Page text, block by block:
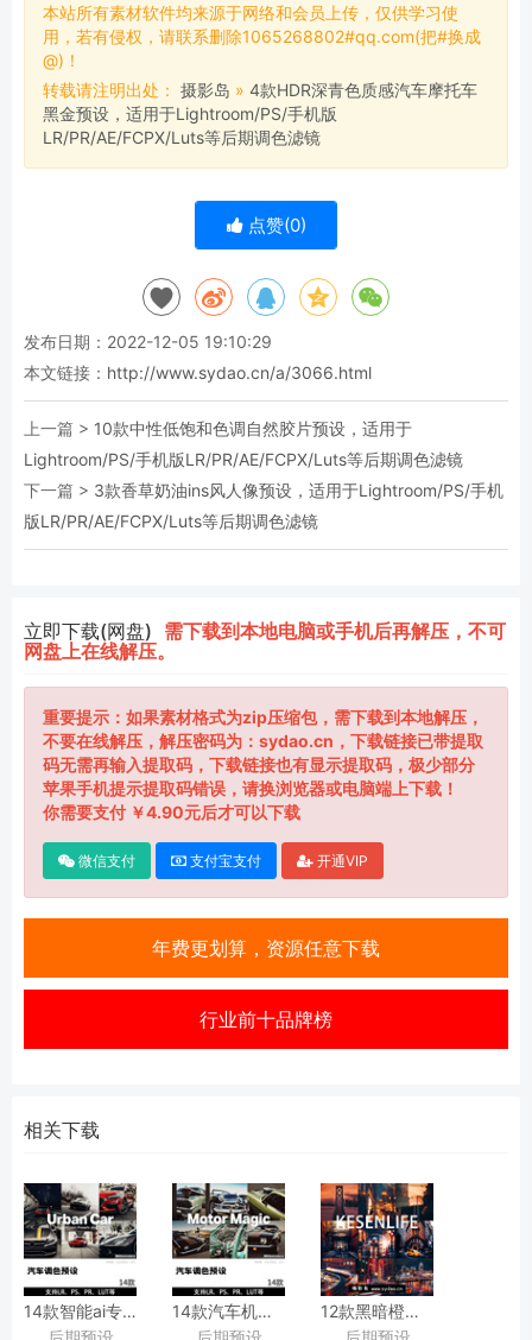
本站所有素材软件均来源于网络和会员上传，仅供学习使
用，若有侵权，请联系删除1065268802#qq.com(把#换成
@)！
转载请注明出处： 摄影岛 » 4款HDR深青色质感汽车摩托车
黑金预设，适用于Lightroom/PS/手机版
LR/PR/AE/FCPX/Luts等后期调色滤镜
点赞(0)
发布日期：2022-12-05 19:10:29
本文链接： http://www.sydao.cn/a/3066.html
上一篇 > 10款中性低饱和色调自然胶片预设，适用于
Lightroom/PS/手机版LR/PR/AE/FCPX/Luts等后期调色滤镜
下一篇 > 3款香草奶油ins风人像预设，适用于Lightroom/PS/手机
版LR/PR/AE/FCPX/Luts等后期调色滤镜
立即下载(网盘) 需下载到本地电脑或手机后再解压，不可
网盘上在线解压。
重要提示：如果素材格式为zip压缩包，需下载到本地解压，
不要在线解压，解压密码为：sydao.cn，下载链接已带提取
码无需再输入提取码，下载链接也有显示提取码，极少部分
苹果手机提示提取码错误，请换浏览器或电脑端上下载！
你需要支付 ￥4.90元后才可以下载
微信支付 支付宝支付 开通VIP
年费更划算，资源任意下载
行业前十品牌榜
相关下载
14款智能ai专业汽车摄影后期复古调色预设，
14款汽车机车复古胶片调色预设，12款黑暗橙色暖色调黑金建